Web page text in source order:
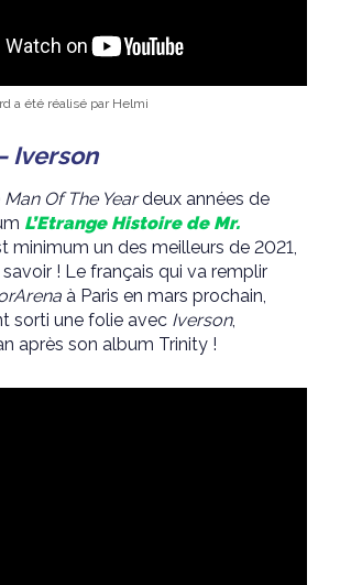
a été réalisé par Helmi
Iverson
Man Of The Yeardeux années de
L’Etrange Histoire de Mr.
minimum un des meilleurs de 2021,
! Le français qui va remplir
à Paris en mars prochain,
sorti une folie avec Iverson,
après son album Trinity !